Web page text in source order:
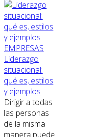
EMPRESAS
Liderazgo
situacional:
qué es, estilos
y ejemplos
Dirigir a todas
las personas
de la misma
manera puede